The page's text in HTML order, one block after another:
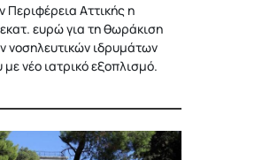
Περιφέρεια Αττικής η
ευρώ για τη θωράκιση
νοσηλευτικών ιδρυμάτων
νέο ιατρικό εξοπλισμό.